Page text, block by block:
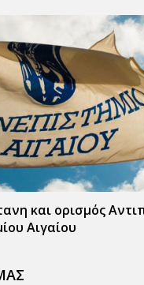
και ορισμός
Αιγαίου